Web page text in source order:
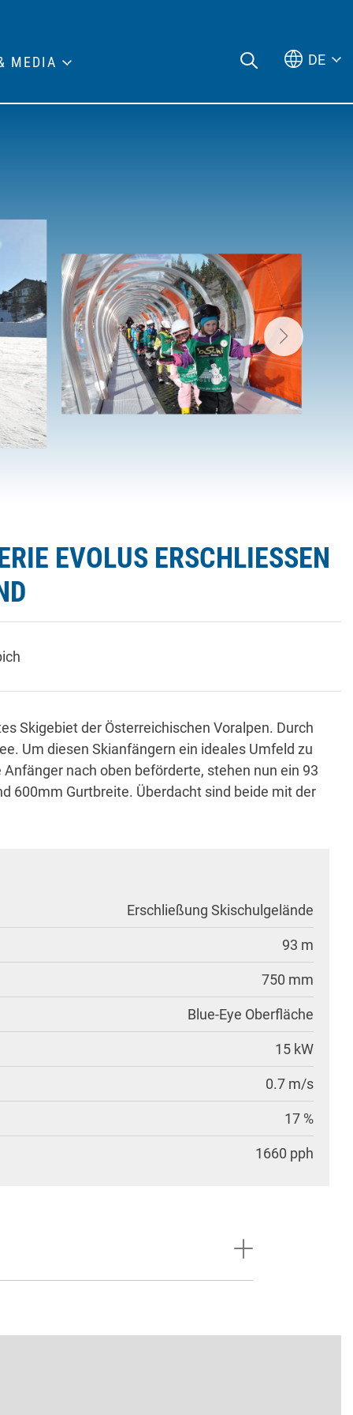
EVOLUS ERSCHLIESSEN D
Skigebiet der Österreichischen Voralpen. Durch
Um diesen Skianfängern ein ideales Umfeld zu
nach oben beförderte, stehen nun ein 93
600mm Gurtbreite. Überdacht sind beide mit der
Erschließung Skischulgelände
93 m
750 mm
Blue-Eye Oberfläche
15 kW
0.7 m/s
17 %
1660 pph
MEDIA DE